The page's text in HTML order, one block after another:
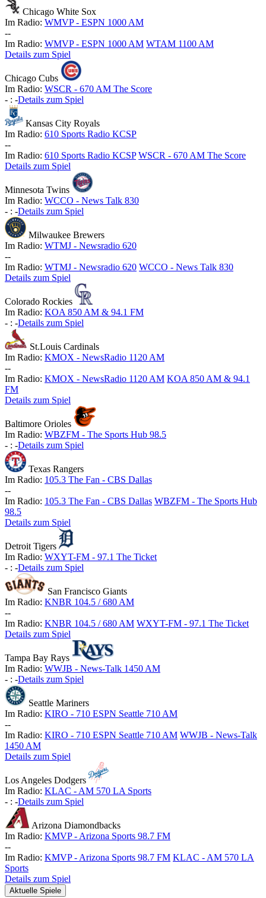
Chicago White Sox
Im Radio: WMVP - ESPN 1000 AM
--
Im Radio: WMVP - ESPN 1000 AM WTAM 1100 AM
Details zum Spiel
Chicago Cubs
Im Radio: WSCR - 670 AM The Score
- : -Details zum Spiel
Kansas City Royals
Im Radio: 610 Sports Radio KCSP
--
Im Radio: 610 Sports Radio KCSP WSCR - 670 AM The Score
Details zum Spiel
Minnesota Twins
Im Radio: WCCO - News Talk 830
- : -Details zum Spiel
Milwaukee Brewers
Im Radio: WTMJ - Newsradio 620
--
Im Radio: WTMJ - Newsradio 620 WCCO - News Talk 830
Details zum Spiel
Colorado Rockies
Im Radio: KOA 850 AM & 94.1 FM
- : -Details zum Spiel
St.Louis Cardinals
Im Radio: KMOX - NewsRadio 1120 AM
--
Im Radio: KMOX - NewsRadio 1120 AM KOA 850 AM & 94.1
FM
Details zum Spiel
Baltimore Orioles
Im Radio: WBZFM - The Sports Hub 98.5
- : -Details zum Spiel
Texas Rangers
Im Radio: 105.3 The Fan - CBS Dallas
--
Im Radio: 105.3 The Fan - CBS Dallas WBZFM - The Sports Hub
98.5
Details zum Spiel
Detroit Tigers
Im Radio: WXYT-FM - 97.1 The Ticket
- : -Details zum Spiel
San Francisco Giants
Im Radio: KNBR 104.5 / 680 AM
--
Im Radio: KNBR 104.5 / 680 AM WXYT-FM - 97.1 The Ticket
Details zum Spiel
Tampa Bay Rays
Im Radio: WWJB - News-Talk 1450 AM
- : -Details zum Spiel
Seattle Mariners
Im Radio: KIRO - 710 ESPN Seattle 710 AM
--
Im Radio: KIRO - 710 ESPN Seattle 710 AM WWJB - News-Talk
1450 AM
Details zum Spiel
Los Angeles Dodgers
Im Radio: KLAC - AM 570 LA Sports
- : -Details zum Spiel
Arizona Diamondbacks
Im Radio: KMVP - Arizona Sports 98.7 FM
--
Im Radio: KMVP - Arizona Sports 98.7 FM KLAC - AM 570 LA
Sports
Details zum Spiel
Aktuelle Spiele